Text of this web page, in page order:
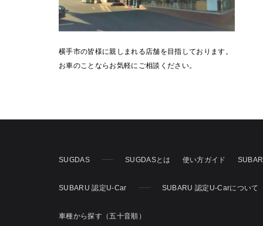
横手市の皆様に親しまれる店舗を目指しております。
お車のことならお気軽にご相談ください。
SUGDAS SUGDASとは 使い方ガイド
SUBARU 認定U-Car SUBARU 認定U-Carについて
車種から探す（五十音順）